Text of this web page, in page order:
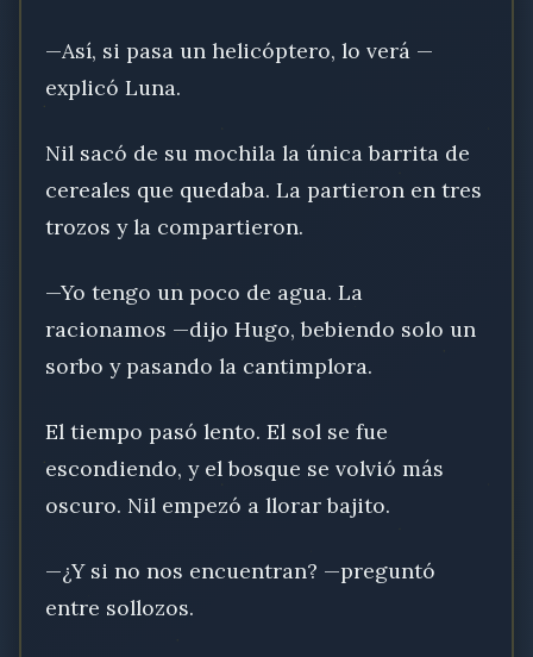
—Así, si pasa un helicóptero, lo verá —
explicó Luna.
Nil sacó de su mochila la única barrita de
cereales que quedaba. La partieron en tres
trozos y la compartieron.
—Yo tengo un poco de agua. La
racionamos —dijo Hugo, bebiendo solo un
sorbo y pasando la cantimplora.
El tiempo pasó lento. El sol se fue
escondiendo, y el bosque se volvió más
oscuro. Nil empezó a llorar bajito.
—¿Y si no nos encuentran? —preguntó
entre sollozos.